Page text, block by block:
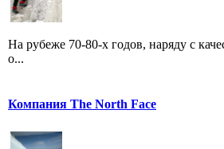
На рубеже 70-80-х годов, наряду с
о...
Компания The North Face